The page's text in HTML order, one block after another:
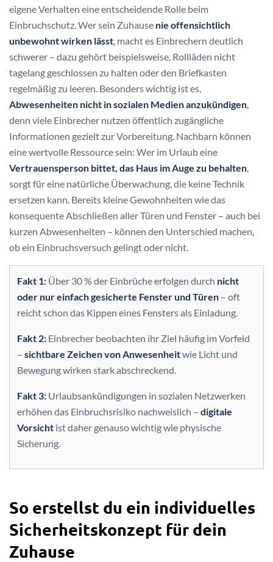
eigene Verhalten eine entscheidende Rolle beim
Einbruchschutz. Wer sein Zuhause nie offensichtlich
unbewohnt wirken lässt, macht es Einbrechern deutlich
schwerer – dazu gehört beispielsweise, Rollläden nicht
tagelang geschlossen zu halten oder den Briefkasten
regelmäßig zu leeren. Besonders wichtig ist es,
Abwesenheiten nicht in sozialen Medien anzukündigen,
denn viele Einbrecher nutzen öffentlich zugängliche
Informationen gezielt zur Vorbereitung. Nachbarn können
eine wertvolle Ressource sein: Wer im Urlaub eine
Vertrauensperson bittet, das Haus im Auge zu behalten,
sorgt für eine natürliche Überwachung, die keine Technik
ersetzen kann. Bereits kleine Gewohnheiten wie das
konsequente Abschließen aller Türen und Fenster – auch bei
kurzen Abwesenheiten – können den Unterschied machen,
ob ein Einbruchsversuch gelingt oder nicht.
Fakt 1: Über 30 % der Einbrüche erfolgen durch nicht
oder nur einfach gesicherte Fenster und Türen – oft
reicht schon das Kippen eines Fensters als Einladung.
Fakt 2: Einbrecher beobachten ihr Ziel häufig im Vorfeld
– sichtbare Zeichen von Anwesenheitwie Licht und
Bewegung wirken stark abschreckend.
Fakt 3: Urlaubsankündigungen in sozialen Netzwerken
erhöhen das Einbruchsrisiko nachweislich – digitale
Vorsicht ist daher genauso wichtig wie physische
Sicherung.
So erstellst du ein individuelles
Sicherheitskonzept für dein
Zuhause